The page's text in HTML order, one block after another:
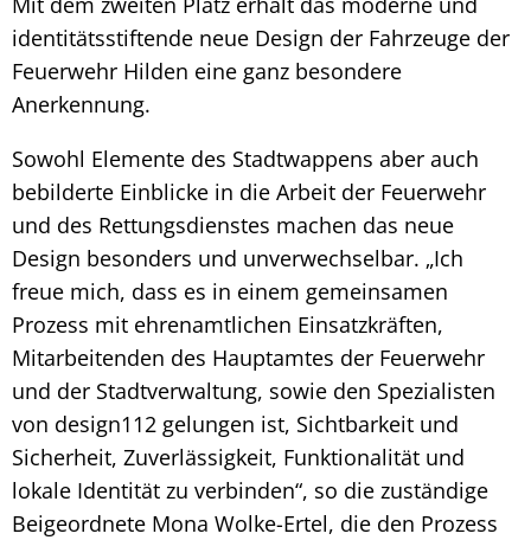
identitätsstiftende neue Design der Fahrzeuge der
Feuerwehr Hilden eine ganz besondere
Anerkennung.
Sowohl Elemente des Stadtwappens aber auch
bebilderte Einblicke in die Arbeit der Feuerwehr
und des Rettungsdienstes machen das neue
Design besonders und unverwechselbar. „Ich
freue mich, dass es in einem gemeinsamen
Prozess mit ehrenamtlichen Einsatzkräften,
Mitarbeitenden des Hauptamtes der Feuerwehr
und der Stadtverwaltung, sowie den Spezialisten
von design112 gelungen ist, Sichtbarkeit und
Sicherheit, Zuverlässigkeit, Funktionalität und
lokale Identität zu verbinden“, so die zuständige
Beigeordnete Mona Wolke-Ertel, die den Prozess